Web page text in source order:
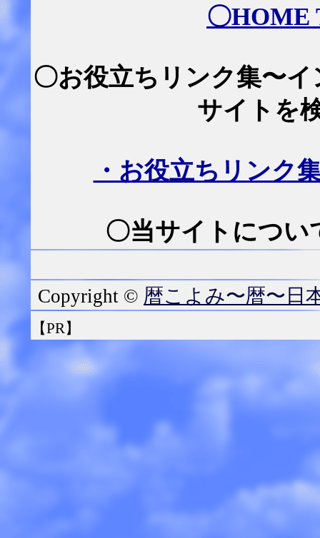
〇HOME
〇お役立ちリンク集〜
サイトを
・お役立ちリンク
〇当サイトについ
Copyright © 暦こよみ〜暦〜日
【PR】